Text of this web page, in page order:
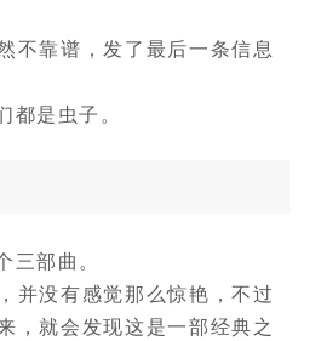
不靠谱，发了最后一条信息
是虫子。
三部曲。
并没有感觉那么惊艳，不过
，就会发现这是一部经典之